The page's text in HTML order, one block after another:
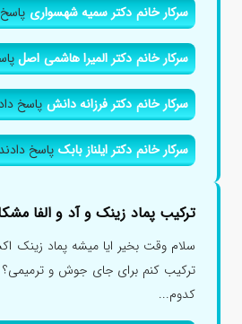
سرکار خانم دکتر سمیه شهسواریپاسخ
سرکار خانم دکتر المیرا هاشمی اصل
سرکار خانم دکتر فرزانه دانشپاسخ
سرکار خانم دکتر ایلناز بابکپاسخ
ترکیب پماد زینک و آد و الفا
سلام وقت بخیر ایا میشه پماد زینک
ترکیب کنم برای جای جوش و ترمیمی؟
کدوم...